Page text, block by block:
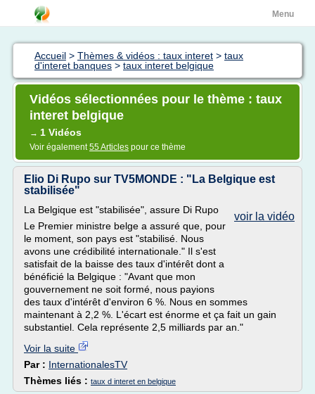
Menu
Accueil > Thèmes & vidéos : taux interet > taux
d'interet banques > taux interet belgique
Vidéos sélectionnées pour le thème : taux
interet belgique
→ 1 Vidéos
Voir également55 Articles pour ce thème
Elio Di Rupo sur TV5MONDE : "La Belgique est
stabilisée"
voir la vidéo
La Belgique est "stabilisée", assure Di Rupo
Le Premier ministre belge a assuré que, pour
le moment, son pays est "stabilisé. Nous
avons une crédibilité internationale." Il s'est
satisfait de la baisse des taux d'intérêt dont a
bénéficié la Belgique : "Avant que mon
gouvernement ne soit formé, nous payions
des taux d'intérêt d'environ 6 %. Nous en sommes
maintenant à 2,2 %. L'écart est énorme et ça fait un gain
substantiel. Cela représente 2,5 milliards par an."
Voir la suite
Par : InternationalesTV
Thèmes liés : taux d interet en belgique